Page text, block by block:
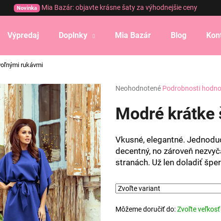
Novinka Mia Bazár: objavte krásne šaty za výhodnejšie ceny
Výpredaj Doplnky Mia Bazár Blog
rukávmi
Priemerné
produktu
je
5
hviezdičiek.
Neohodnotené Podrobnosti
Modré
Vkusné, elegantné.
decentný, no zároveň
stranách. Už len doladiť
Môžeme doručiť do:Zvoľte veľkosť
Čo potrebujete nájsť?
HĽADAŤ
Odporúčame